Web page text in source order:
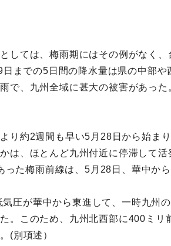
しては、梅雨期にはその例がなく
までの5日間の降水量は県の中部
で、九州全域に甚大の被害があった
り約2週間も早い5月28日から始ま
は、ほとんど九州付近に停滞して活
った梅雨前線は、5月28日、華中か
圧が華中から東進して、一時九州
。このため、九州北西部に400ミ
(別項述）